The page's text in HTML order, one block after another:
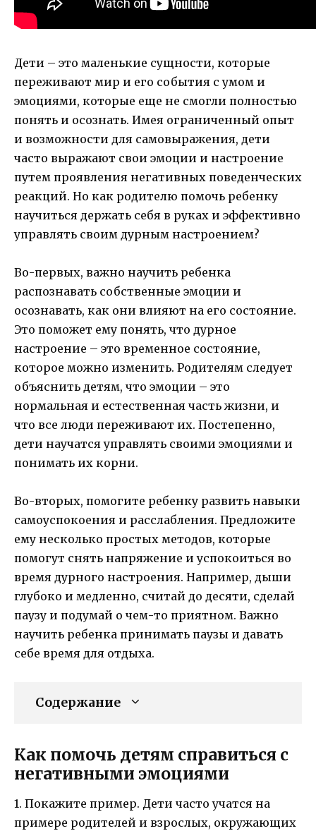
Дети – это маленькие сущности, которые
переживают мир и его события с умом и
эмоциями, которые еще не смогли полностью
понять и осознать. Имея ограниченный опыт
и возможности для самовыражения, дети
часто выражают свои эмоции и настроение
путем проявления негативных поведенческих
реакций. Но как родителю помочь ребенку
научиться держать себя в руках и эффективно
управлять своим дурным настроением?
Во-первых, важно научить ребенка
распознавать собственные эмоции и
осознавать, как они влияют на его состояние.
Это поможет ему понять, что дурное
настроение – это временное состояние,
которое можно изменить. Родителям следует
объяснить детям, что эмоции – это
нормальная и естественная часть жизни, и
что все люди переживают их. Постепенно,
дети научатся управлять своими эмоциями и
понимать их корни.
Во-вторых, помогите ребенку развить навыки
самоуспокоения и расслабления. Предложите
ему несколько простых методов, которые
помогут снять напряжение и успокоиться во
время дурного настроения. Например, дыши
глубоко и медленно, считай до десяти, сделай
паузу и подумай о чем-то приятном. Важно
научить ребенка принимать паузы и давать
себе время для отдыха.
Содержание
Как помочь детям справиться с
негативными эмоциями
1. Покажите пример. Дети часто учатся на
примере родителей и взрослых, окружающих